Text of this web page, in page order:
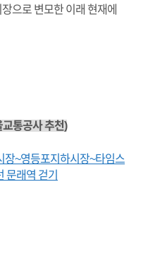
으로 변모한 이래 현재에
통공사 추천)
장~영등포지하시장~타임스
문래역 걷기